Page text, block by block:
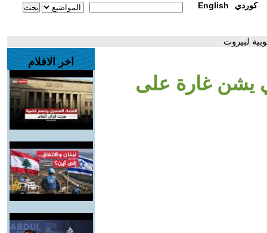
English كوردي
لبيروت
يشن غارة على
اخر الافلام